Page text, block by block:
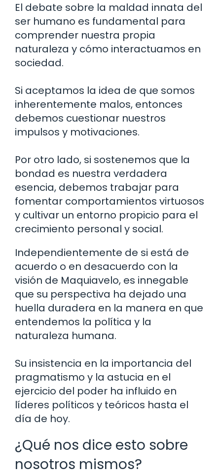
El debate sobre la maldad innata del
ser humano es fundamental para
comprender nuestra propia
naturaleza y cómo interactuamos en
sociedad.
Si aceptamos la idea de que somos
inherentemente malos, entonces
debemos cuestionar nuestros
impulsos y motivaciones.
Por otro lado, si sostenemos que la
bondad es nuestra verdadera
esencia, debemos trabajar para
fomentar comportamientos virtuosos
y cultivar un entorno propicio para el
crecimiento personal y social.
Independientemente de si está de
acuerdo o en desacuerdo con la
visión de Maquiavelo, es innegable
que su perspectiva ha dejado una
huella duradera en la manera en que
entendemos la política y la
naturaleza humana.
Su insistencia en la importancia del
pragmatismo y la astucia en el
ejercicio del poder ha influido en
líderes políticos y teóricos hasta el
día de hoy.
¿Qué nos dice esto sobre
nosotros mismos?